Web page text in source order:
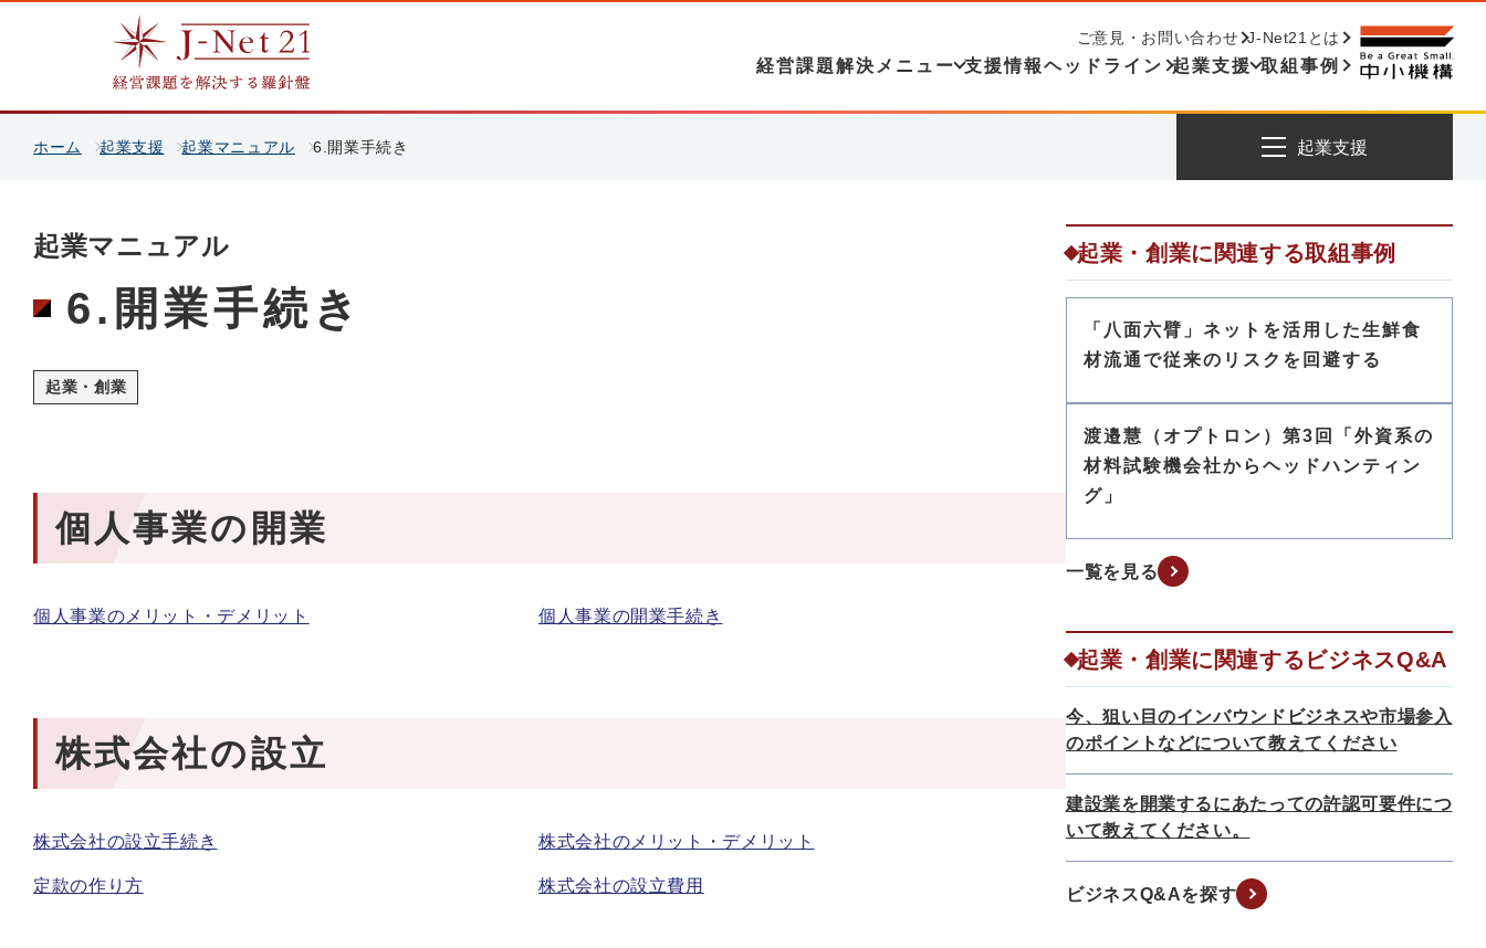
経営課題解決メニュー 支援情報ヘッドライン 起業支援 取組事例
ご意見・お問い合わせ J-Net21とは
ホーム 起業支援 起業マニュアル 6.開業手続き 起業支援
起業マニュアル
6.開業手続き
起業・創業
個人事業の開業
個人事業のメリット・デメリット 個人事業の開業手続き
株式会社の設立
株式会社の設立手続き 株式会社のメリット・デメリット
定款の作り方 株式会社の設立費用
起業・創業に関連する取組事例
「八面六臂」ネットを活用した生鮮食
材流通で従来のリスクを回避する
渡邉慧（オプトロン）第3回「外資系の
材料試験機会社からヘッドハンティン
グ」
一覧を見る
起業・創業に関連するビジネスQ&A
今、狙い目のインバウンドビジネスや市場参入
のポイントなどについて教えてください
建設業を開業するにあたっての許認可要件につ
いて教えてください。
ビジネスQ&Aを探す